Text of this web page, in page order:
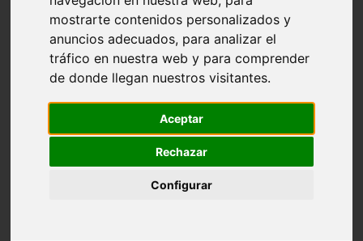
mostrarte contenidos personalizados y
anuncios adecuados, para analizar el
tráfico en nuestra web y para comprender
de donde llegan nuestros visitantes.
Aceptar
Rechazar
Configurar
Asturias - aller
álava - vitoria-gasteiz
Málaga - marbella
Zaragoza - zaragoza
Barcelona - barcelona
Valencia - valencia
Toledo - seseña
Cantabria - val-de-san-vicente